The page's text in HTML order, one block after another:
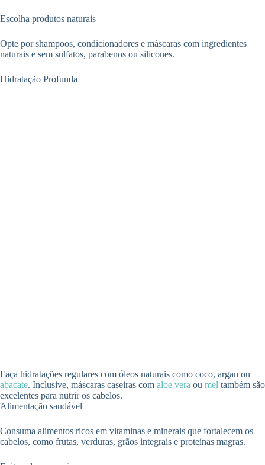
Escolha produtos naturais
Opte por shampoos, condicionadores e máscaras com ingredientes
naturais e sem sulfatos, parabenos ou silicones.
Hidratação Profunda
Faça hidratações regulares com óleos naturais como coco, argan ou
abacate. Inclusive, máscaras caseiras com aloe vera ou mel também são
excelentes para nutrir os cabelos.
Alimentação saudável
Consuma alimentos ricos em vitaminas e minerais que fortalecem os
cabelos, como frutas, verduras, grãos integrais e proteínas magras.